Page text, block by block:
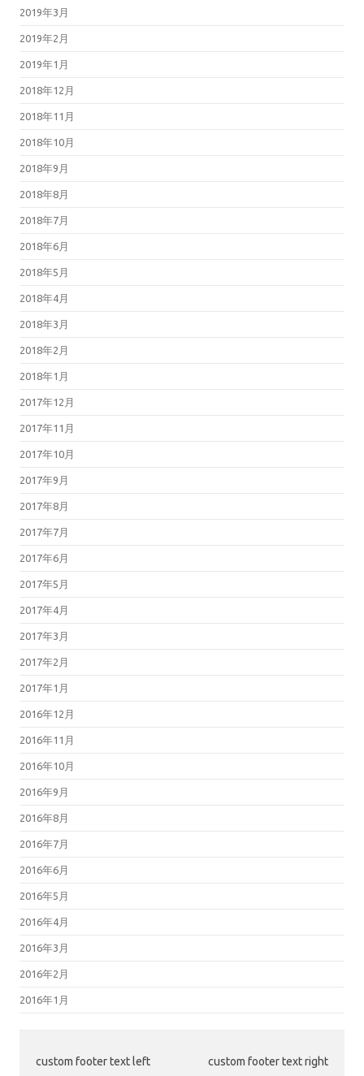
2019年3月
2019年2月
2019年1月
2018年12月
2018年11月
2018年10月
2018年9月
2018年8月
2018年7月
2018年6月
2018年5月
2018年4月
2018年3月
2018年2月
2018年1月
2017年12月
2017年11月
2017年10月
2017年9月
2017年8月
2017年7月
2017年6月
2017年5月
2017年4月
2017年3月
2017年2月
2017年1月
2016年12月
2016年11月
2016年10月
2016年9月
2016年8月
2016年7月
2016年6月
2016年5月
2016年4月
2016年3月
2016年2月
2016年1月
custom footer text left custom footer text right